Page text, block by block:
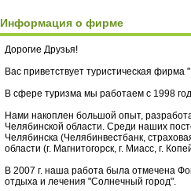
Информация о фирме
Дорогие Друзья!
Вас приветствует туристическая фирма
В сфере туризма мы работаем с 1998
Нами накоплен большой опыт,
Челябинской области. Среди наших
Челябинска (Челябинвестбанк,
области (г. Магнитогорск, г. Миасс, г.
В 2007 г. наша работа была отмечена
отдыха и лечения "Солнечный город".